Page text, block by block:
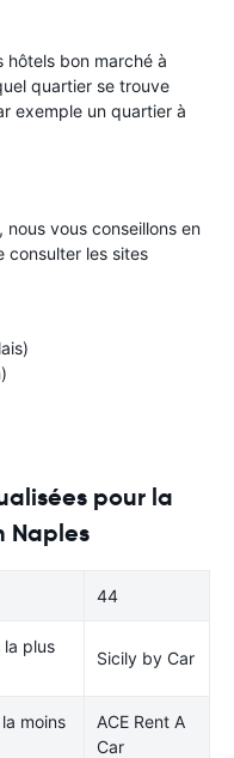
hôtels bon marché à
quartier se trouve
exemple un quartier à
vous conseillons en
consulter les sites
pour la
Naples
44
la plus
Sicily by Car
moins
ACE Rent A
Car